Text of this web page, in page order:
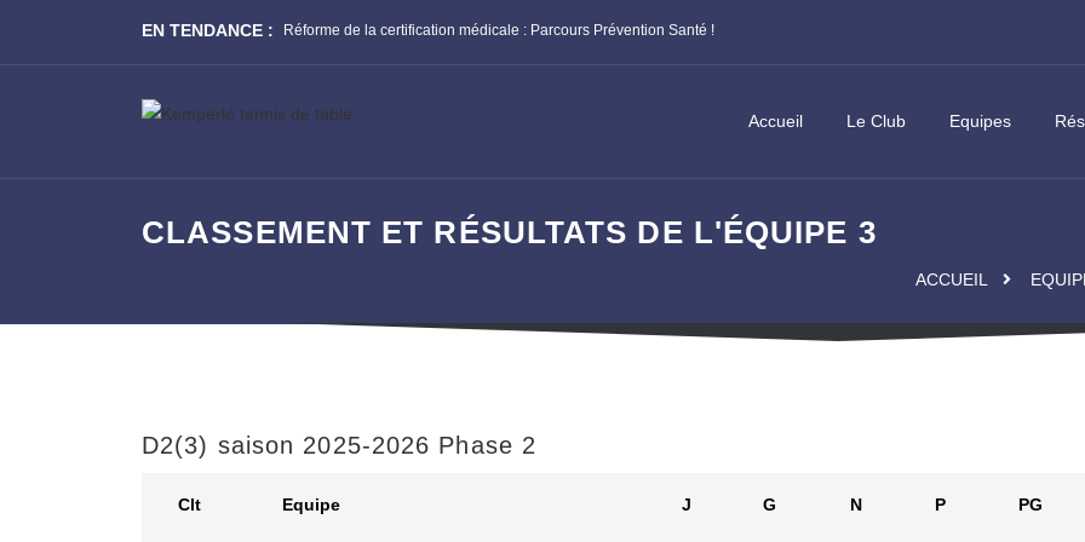
EN TENDANCE :
Réforme de la certification médicale : Parcours Prévention Santé ! Assemblée Générale de la Ligue : Appel à candidature
Accueil Le Club Equipes
CLASSEMENT ET RÉSULTATS DE L'ÉQUIPE 3
ACCUEIL
D2(3) saison 2025-2026 Phase 2
Clt Equipe J G N P PG